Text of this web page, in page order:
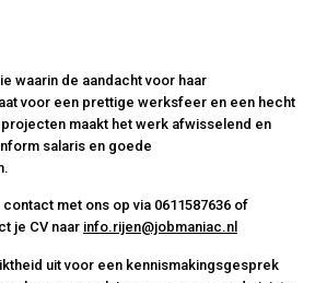
waarin de aandacht voor haar
voor een prettige werksfeer en een hecht
maakt het werk afwisselend en
salaris en goede
met ons op via 0611587636 of
je CV naar info.rijen@jobmaniac.nl
uit voor een kennismakingsgesprek